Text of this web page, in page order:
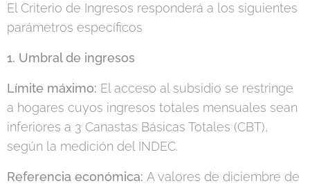
El Criterio de Ingresos responderá a los siguientes
parámetros específicos
1. Umbral de ingresos
Límite máximo: El acceso al subsidio se restringe
a hogares cuyos ingresos totales mensuales sean
inferiores a 3 Canastas Básicas Totales (CBT),
según la medición del INDEC.
Referencia económica: A valores de diciembre de